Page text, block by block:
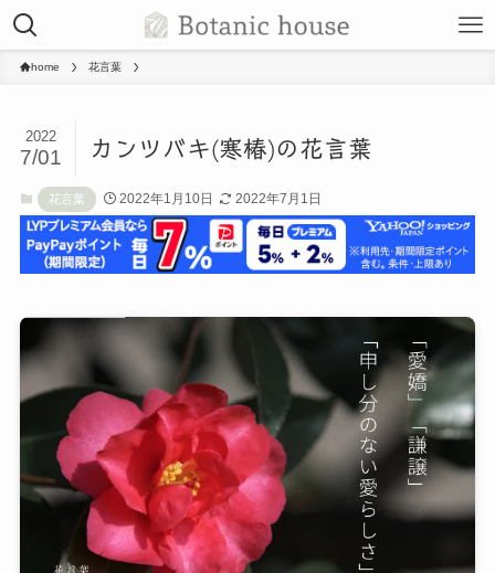
home 花言葉
カンツバキ(寒椿)の花言葉
2022
7/01
花言葉 2022年1月10日 2022年7月1日